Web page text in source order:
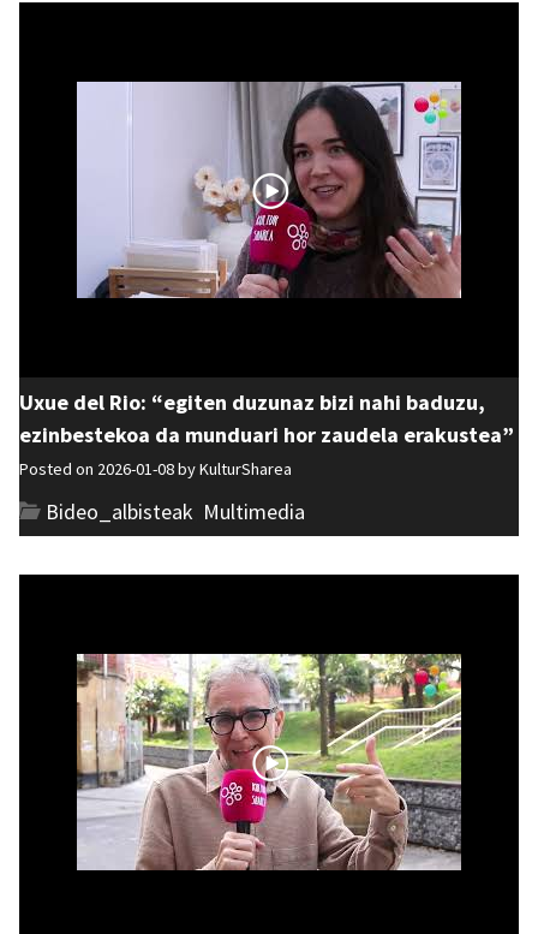
Uxue del Rio: “egiten duzunaz bizi nahi baduzu,
ezinbestekoa da munduari hor zaudela erakustea”
Posted on 2026-01-08 byKulturSharea
Bideo_albisteak Multimedia